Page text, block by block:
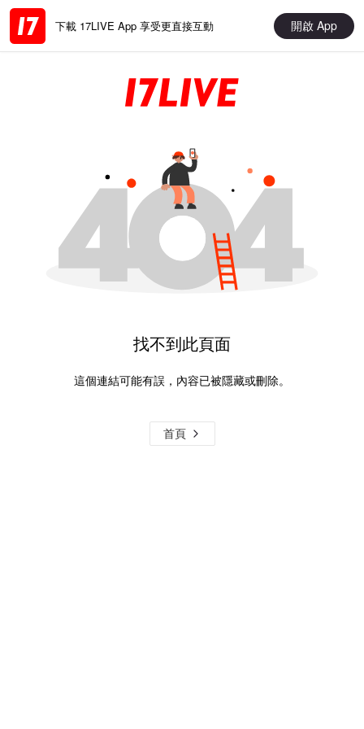
下載 17LIVE App 享受更直接互動 開啟 App
找不到此頁面
這個連結可能有誤，內容已被隱藏或刪除。
首頁